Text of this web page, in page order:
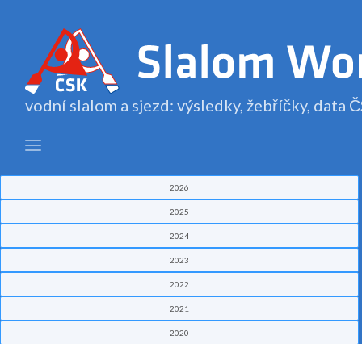
vodní slalom a sjezd: výsledky, žebříčky, data
2026
2025
2024
2023
2022
2021
2020